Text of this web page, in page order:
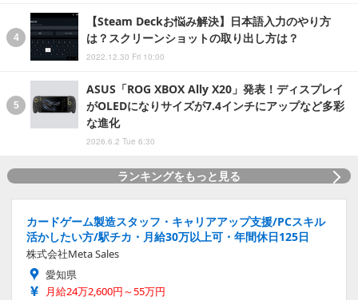
【Steam Deckお悩み解決】日本語入力のやり方
は？スクリーンショットの取り出し方は？
2022.12.30 Fri 10:00
ASUS「ROG XBOX Ally X20」発表！ディスプレイ
がOLEDになりサイズが7.4インチにアップなど多彩
な進化
2026.6.2 Tue 6:30
ランキングをもっと見る
カードゲーム製造スタッフ・キャリアアップ支援/PCスキル
活かしたい方/駅チカ・月給30万以上可・年間休日125日
株式会社Meta Sales
愛知県
月給24万2,600円～55万円